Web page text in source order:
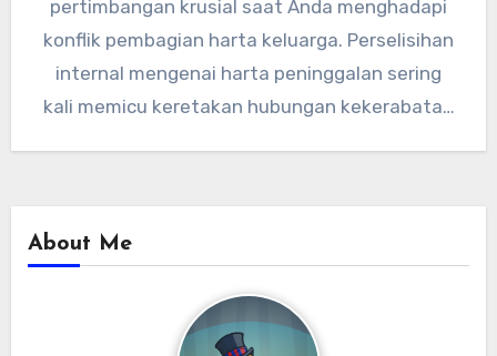
pertimbangan krusial saat Anda menghadapi
konflik pembagian harta keluarga. Perselisihan
internal mengenai harta peninggalan sering
kali memicu keretakan hubungan kekerabatan
About Me